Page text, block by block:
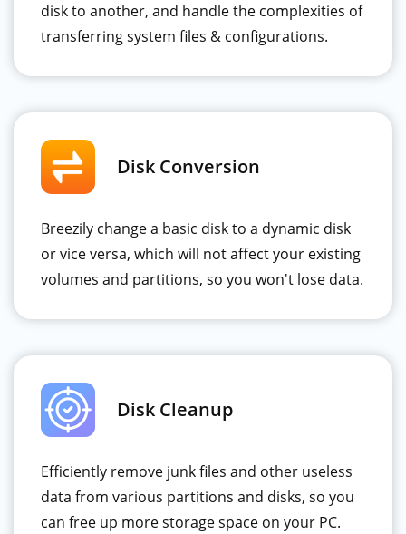
disk to another, and handle the complexities of
transferring system files & configurations.
Disk Conversion
Breezily change a basic disk to a dynamic disk
or vice versa, which will not affect your existing
volumes and partitions, so you won't lose data.
Disk Cleanup
Efficiently remove junk files and other useless
data from various partitions and disks, so you
can free up more storage space on your PC.